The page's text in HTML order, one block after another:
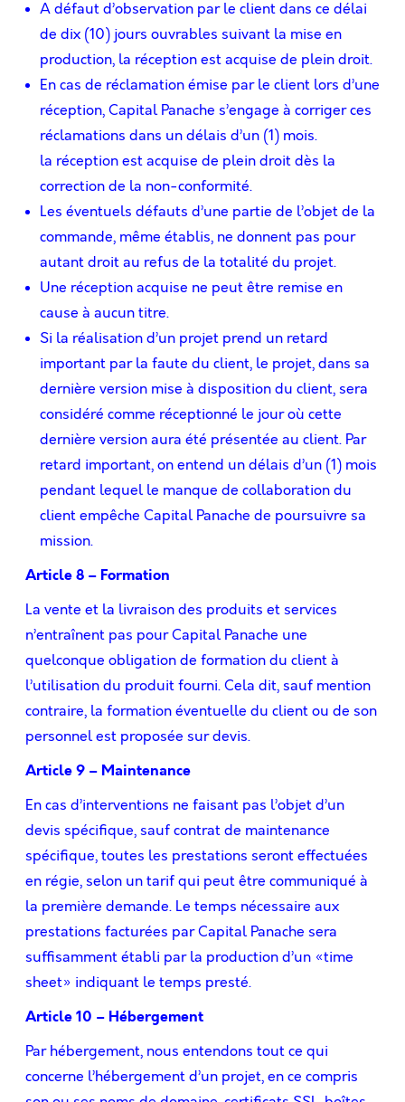
A défaut d’observation par le client dans ce délai
de dix (10) jours ouvrables suivant la mise en
production, la réception est acquise de plein droit.
En cas de réclamation émise par le client lors d’une
réception, Capital Panache s’engage à corriger ces
réclamations dans un délais d’un (1) mois.
la réception est acquise de plein droit dès la
correction de la non-conformité.
Les éventuels défauts d’une partie de l’objet de la
commande, même établis, ne donnent pas pour
autant droit au refus de la totalité du projet.
Une réception acquise ne peut être remise en
cause à aucun titre.
Si la réalisation d’un projet prend un retard
important par la faute du client, le projet, dans sa
dernière version mise à disposition du client, sera
considéré comme réceptionné le jour où cette
dernière version aura été présentée au client. Par
retard important, on entend un délais d’un (1) mois
pendant lequel le manque de collaboration du
client empêche Capital Panache de poursuivre sa
mission.
Article 8 – Formation
La vente et la livraison des produits et services
n’entraînent pas pour Capital Panache une
quelconque obligation de formation du client à
l’utilisation du produit fourni. Cela dit, sauf mention
contraire, la formation éventuelle du client ou de son
personnel est proposée sur devis.
Article 9 – Maintenance
En cas d’interventions ne faisant pas l’objet d’un
devis spéciﬁque, sauf contrat de maintenance
spéciﬁque, toutes les prestations seront effectuées
en régie, selon un tarif qui peut être communiqué à
la première demande. Le temps nécessaire aux
prestations facturées par Capital Panache sera
suffisamment établi par la production d’un «time
sheet» indiquant le temps presté.
Article 10 – Hébergement
Par hébergement, nous entendons tout ce qui
concerne l’hébergement d’un projet, en ce compris